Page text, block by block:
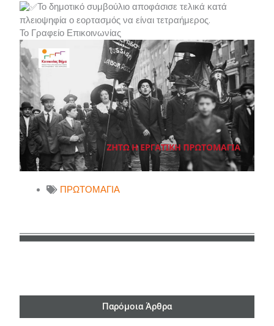
Το δημοτικό συμβούλιο αποφάσισε τελικά κατά
πλειοψηφία ο εορτασμός να είναι τετραήμερος.
Το Γραφείο Επικοινωνίας
ΠΡΩΤΟΜΑΓΙΑ
Παρόμοια Άρθρα